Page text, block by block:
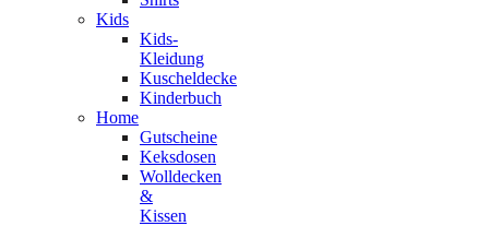
Kids
Kids-
Kleidung
Kuscheldecke
Kinderbuch
Home
Gutscheine
Keksdosen
Wolldecken
&
Kissen